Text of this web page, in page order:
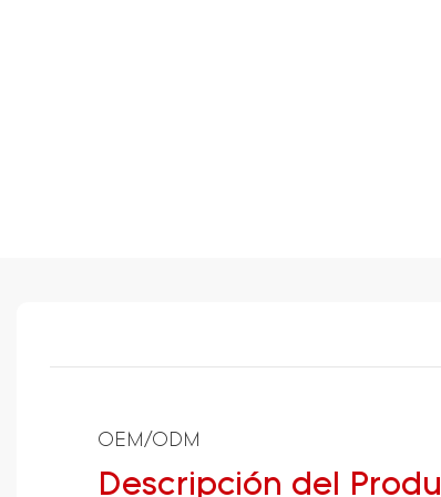
OEM/ODM
Descripción del